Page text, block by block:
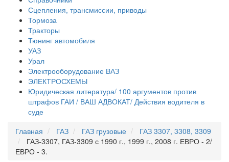
Сцепления, трансмиссии, приводы
Тормоза
Тракторы
Тюнинг автомобиля
УАЗ
Урал
Электрооборудование ВАЗ
ЭЛЕКТРОСХЕМЫ
Юридическая литература/ 100 аргументов против
штрафов ГАИ / ВАШ АДВОКАТ/ Действия водителя в
суде
Главная
ГАЗ ГАЗ грузовые
ГАЗ 3307, 3308, 3309
ГАЗ-3307, ГАЗ-3309 с 1990 г., 1999 г., 2008 г. ЕВРО - 2/
ЕВРО - 3.